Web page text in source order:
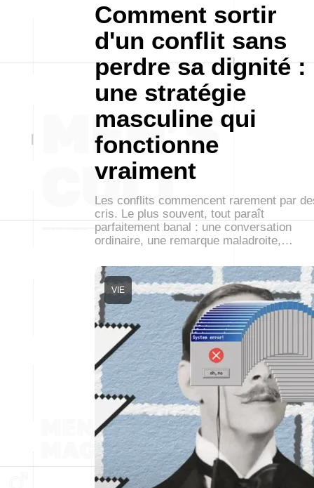
Comment sortir
d'un conflit sans
perdre sa dignité :
une stratégie
masculine qui
fonctionne
vraiment
Les conflits commencent rarement par
cris. Le plus souvent, tout paraît
parfaitement banal : une conversation
ordinaire, une remarque maladroite,…
VIE